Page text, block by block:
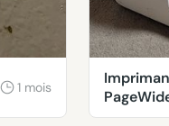
1 mois
477dw,